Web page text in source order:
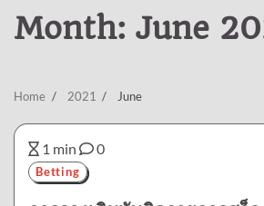
Month: June
Home 2021 June
1 min 0
Betting